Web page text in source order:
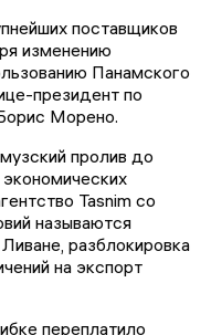
поставщиков
изменению
Панамского
президент по
Морено.
пролив до
Tasnim со
называются
разблокировка
на экспорт
переплатило